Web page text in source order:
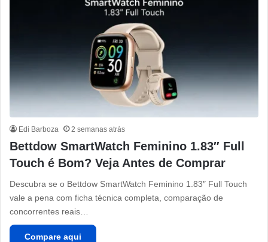
Edi Barboza 2 semanas atrás
Bettdow SmartWatch Feminino 1.83″ Full
Touch é Bom? Veja Antes de Comprar
Descubra se o Bettdow SmartWatch Feminino 1.83″ Full Touch
vale a pena com ficha técnica completa, comparação de
concorrentes reais…
Compare aqui